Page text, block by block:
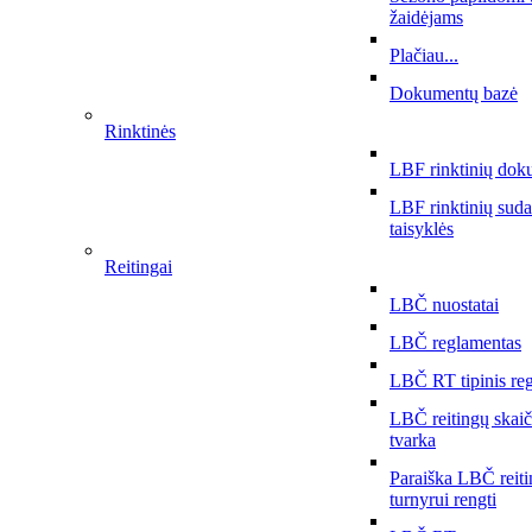
žaidėjams
Plačiau...
Dokumentų bazė
Rinktinės
LBF rinktinių
LBF rinktinių
taisyklės
Reitingai
LBČ nuostatai
LBČ reglamentas
LBČ RT tipinis
LBČ reitingų
tvarka
Paraiška LBČ
turnyrui rengti